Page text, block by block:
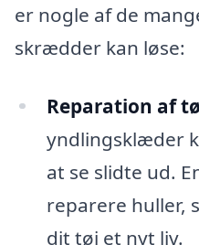
er nogle af de
skrædder kan løse:
Reparation af
yndlingsklæder
at se slidte ud.
reparere huller,
dit tøj et nyt liv.